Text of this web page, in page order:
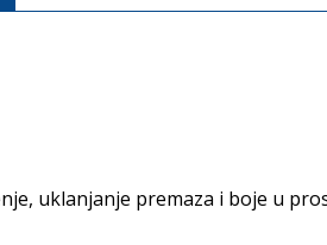
uklanjanje premaza i boje u